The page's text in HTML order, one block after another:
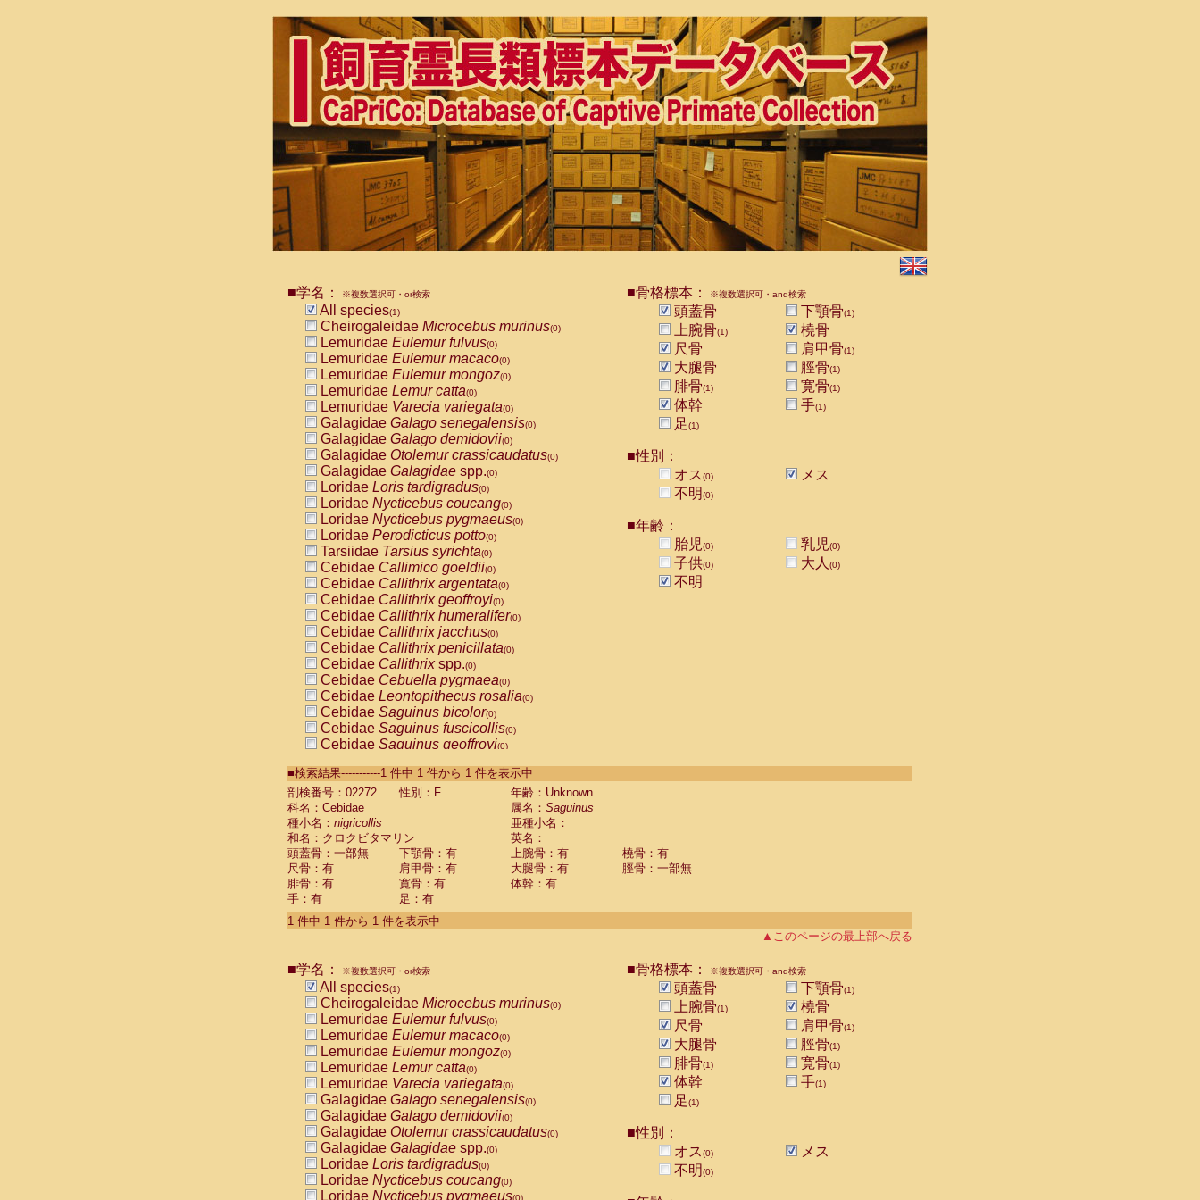
■学名： ※複数選択可・or検索
All species(1)
Cheirogaleidae Microcebus murinus(0)
Lemuridae Eulemur fulvus(0)
Lemuridae Eulemur macaco(0)
Lemuridae Eulemur mongoz(0)
Lemuridae Lemur catta(0)
Lemuridae Varecia variegata(0)
Galagidae Galago senegalensis(0)
Galagidae Galago demidovii(0)
Galagidae Otolemur crassicaudatus(0)
Galagidae Galagidae spp.(0)
Loridae Loris tardigradus(0)
Loridae Nycticebus coucang(0)
Loridae Nycticebus pygmaeus(0)
Loridae Perodicticus potto(0)
Tarsiidae Tarsius syrichta(0)
Cebidae Callimico goeldii(0)
Cebidae Callithrix argentata(0)
Cebidae Callithrix geoffroyi(0)
Cebidae Callithrix humeralifer(0)
Cebidae Callithrix jacchus(0)
Cebidae Callithrix penicillata(0)
Cebidae Callithrixspp.(0)
Cebidae Cebuella pygmaea(0)
Cebidae Leontopithecus rosalia(0)
Cebidae Saguinus bicolor(0)
Cebidae Saguinus fuscicollis(0)
Cebidae Saguinus geoffroyi(0)
CebidaeSaguinus labiatus(0)
Cebidae Saguinus leucopus (0)
Cebidae
CebidaeSaguinus mystax
CebidaeSaguinus nigricollis (1)
Cebidae Saguinus oedipus
Cebidae Saguinus weddelli
Cebidae Saguinusspp.
Cebidae Aotus trivirgatus
Cebidae Cebus albifrons
CebidaeCebus nigrivittatus
CebidaeCebus
CebidaeSaimiri boliviensis(0)
CebidaeSaimiri sciureus(0)
AtelidaeAlouatta caraya(0)
AtelidaeAlouatta fusca(0)
AtelidaeAlouatta seniculus
AtelidaeAlouattaspp.(0)
AtelidaeAteles belzebuth(0)
AtelidaeAteles geoffroyi(0)
AtelidaeAteles paniscus(0)
AtelidaeAtelesspp.(0)
Atelidae Lagothrix lagothricha
AtelidaeLagothrix lagothricha cana
PitheciidaeCacajao calvus rubicundus
■骨格標本： ※複数選択可・and検索
頭蓋骨 下顎骨(1)
上腕骨(1)
橈骨
尺骨
肩甲骨(1)
大腿骨 脛骨(1)
腓骨(1) 寛骨(1)
体幹 手(1)
足(1)
■性別：
オス(0)
メス
不明(0)
■年齢：
胎児(0) 乳児(0)
子供(0) 大人 (0)
不明
■検索結果-----------1 件中 1 件から 1 件を表示中
剖検番号：02272
性別：F
年齢：Unknown
科名：Cebidae
属名： Saguinus
種小名： nigricollis
亜種小名：
和名：クロクビタマリン
英名：
頭蓋骨：一部無
下顎骨：有 上腕骨：有
橈骨：有
尺骨：有
肩甲骨：有 大腿骨：有
脛骨：一部無
腓骨：有
寛骨：有
体幹：有
手：有
足：有
1 件中 1 件から 1 件を表示中
▲このページの最上部へ戻る
■学名： ※複数選択可・or検索
All species(1)
Cheirogaleidae Microcebus murinus(0)
Lemuridae Eulemur fulvus(0)
Lemuridae Eulemur macaco(0)
Lemuridae Eulemur mongoz(0)
Lemuridae Lemur catta(0)
Lemuridae Varecia variegata(0)
Galagidae Galago senegalensis(0)
Galagidae Galago demidovii(0)
Galagidae Otolemur crassicaudatus(0)
Galagidae Galagidae spp.(0)
Loridae Loris tardigradus(0)
Loridae Nycticebus coucang(0)
Loridae Nycticebus pygmaeus(0)
■骨格標本： ※複数選択可・and検索
頭蓋骨 下顎骨(1)
上腕骨(1)
橈骨
尺骨
肩甲骨(1)
大腿骨 脛骨(1)
腓骨(1) 寛骨(1)
体幹 手(1)
足(1)
■性別：
オス(0)
メス
不明(0)